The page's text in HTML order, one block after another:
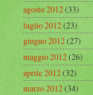
agosto 2012(33)
luglio 2012(23)
giugno 2012(27)
maggio 2012(26)
aprile 2012(32)
marzo 2012(34)